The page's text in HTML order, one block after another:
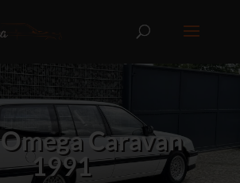
Caravan
1991